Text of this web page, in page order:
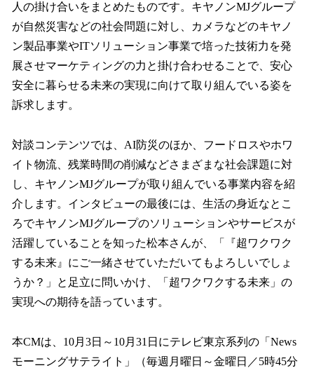
人の掛け合いをまとめたものです。キヤノンMJグループ
が自然災害などの社会問題に対し、カメラなどのキヤノ
ン製品事業やITソリューション事業で培った技術力を発
展させマーケティングの力と掛け合わせることで、安心
安全に暮らせる未来の実現に向けて取り組んでいる姿を
訴求します。
対談コンテンツでは、AI防災のほか、フードロスやホワ
イト物流、残業時間の削減などさまざまな社会課題に対
し、キヤノンMJグループが取り組んでいる事業内容を紹
介します。インタビューの最後には、生活の身近なとこ
ろでキヤノンMJグループのソリューションやサービスが
活躍していることを知った松本さんが、「『超ワクワク
する未来』にご一緒させていただいてもよろしいでしょ
うか？」と足立に問いかけ、「超ワクワクする未来」の
実現への期待を語っています。
本CMは、10月3日～10月31日にテレビ東京系列の「News
モーニングサテライト」（毎週月曜日～金曜日／5時45分